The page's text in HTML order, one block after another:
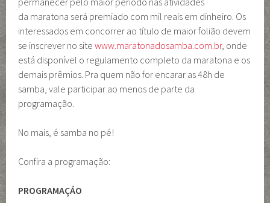
da maratona será premiado com mil reais em dinheiro. Os
interessados em concorrer ao título de maior folião devem
se inscrever no sitewww.maratonadosamba.com.br, onde
está disponível o regulamento completo da maratona e os
demais prêmios. Pra quem não for encarar as 48h de
samba, vale participar ao menos de parte da
programação.
No mais, é samba no pé!
Confira a programação:
PROGRAMAÇÁO